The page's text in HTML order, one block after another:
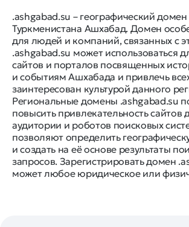
.ashgabad.su – географический
Туркменистана Ашхабад. Домен
для людей и компаний, связанных с
.ashgabad.su может использоваться
сайтов и порталов посвященных
и событиям Ашхабада и привлечь
заинтересован культурой данного
Региональные домены .ashgabad.su
повысить привлекательность сайтов
аудитории и роботов поисковых
позволяют определить
и создать на её основе результаты
запросов. Зарегистрировать домен
может любое юридическое или